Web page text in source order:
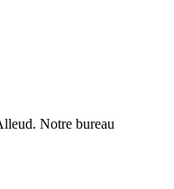
Notre bureau